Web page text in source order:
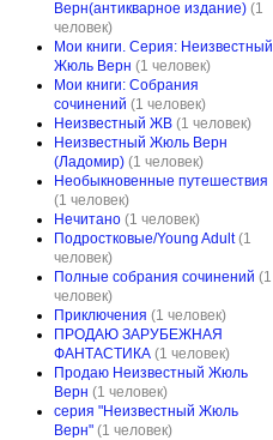
Верн(антикварное издание) (1
человек)
Мои книги. Серия: Неизвестный
Жюль Верн (1 человек)
Мои книги: Собрания
сочинений (1 человек)
Неизвестный ЖВ (1 человек)
Неизвестный Жюль Верн
(Ладомир) (1 человек)
Необыкновенные путешествия
(1 человек)
Нечитано (1 человек)
Подростковые/Young Adult (1
человек)
Полные собрания сочинений (1
человек)
Приключения (1 человек)
ПРОДАЮ ЗАРУБЕЖНАЯ
ФАНТАСТИКА (1 человек)
Продаю Неизвестный Жюль
Верн (1 человек)
серия "Неизвестный Жюль
Верн" (1 человек)